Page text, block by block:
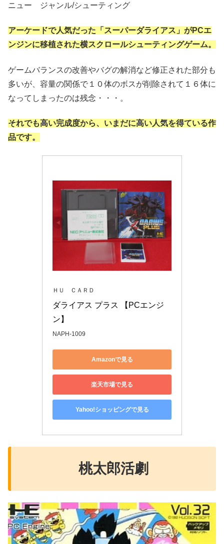
ニュー ジャンル/シューティング
アーケードで人気だった「スーパーダライアス」がPCエ
ンジンに移植された横スクロールシューティングゲーム。
ゲームバランスの改善やバグの解消など修正された部分も
多いが、容量の関係で１０体のボスが削除されて１６体に
なってしまったのは残念・・・。
それでも高い完成度から、いまだに高い人気を得ている作
品です。
ＨＵ ＣＡＲＤ
ダライアス プラス 【PCエンジ
ン】
NAPH-1009
Amazonで見る
楽天市場で見る
Yahoo!ショッピングで見る
桃太郎活劇